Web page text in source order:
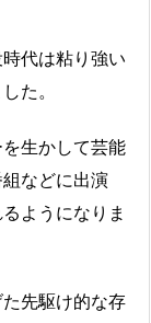
代は粘り強い
た。
生かして芸能
などに出演
ようになりま
先駆け的な存